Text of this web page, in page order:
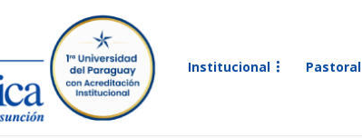
Institucional Pastoral